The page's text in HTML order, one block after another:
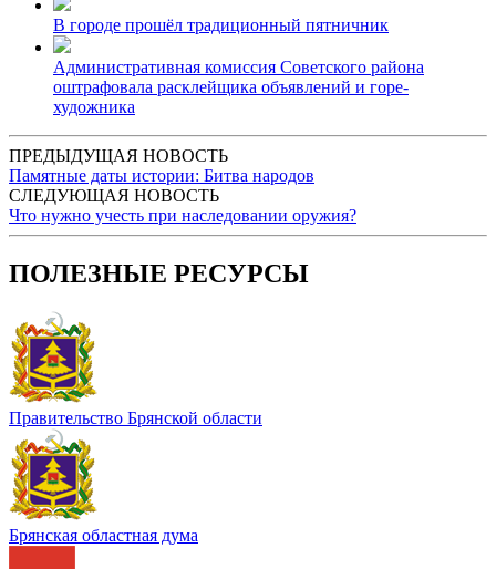
В городе прошёл традиционный пятничник
Административная комиссия Советского района
оштрафовала расклейщика объявлений и горе-
художника
ПРЕДЫДУЩАЯ НОВОСТЬ
Памятные даты истории: Битва народов
СЛЕДУЮЩАЯ НОВОСТЬ
Что нужно учесть при наследовании оружия?
ПОЛЕЗНЫЕ РЕСУРСЫ
Правительство Брянской области
Брянская областная дума